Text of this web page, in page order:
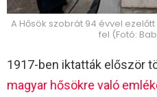
A Hősök szobrát 94 évvel
fel (Fotó:
1917-ben iktatták először
magyar hősökre való